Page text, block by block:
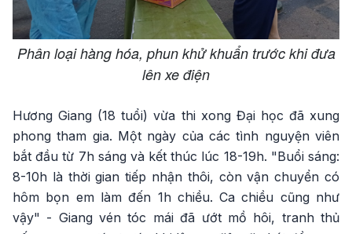
Phân loại hàng hóa, phun khử khuẩn trước khi đưa
lên xe điện
Hương Giang (18 tuổi) vừa thi xong Đại học đã xung
phong tham gia. Một ngày của các tình nguyện viên
bắt đầu từ 7h sáng và kết thúc lúc 18-19h. "Buổi sáng:
8-10h là thời gian tiếp nhận thôi, còn vận chuyển có
hôm bọn em làm đến 1h chiều. Ca chiều cũng như
vậy" - Giang vén tóc mái đã ướt mồ hôi, tranh thủ